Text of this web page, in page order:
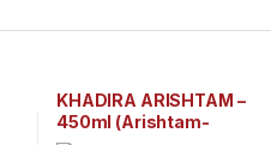
KHADIRA ARISHTAM –
450ml (Arishtam-